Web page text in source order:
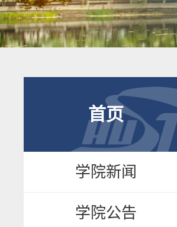
首页
学院新闻
学院公告